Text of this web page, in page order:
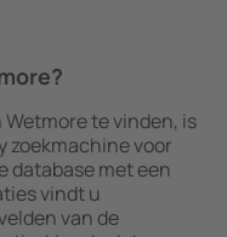
te vinden, is
zoekmachine voor
database met een
vindt u
van de